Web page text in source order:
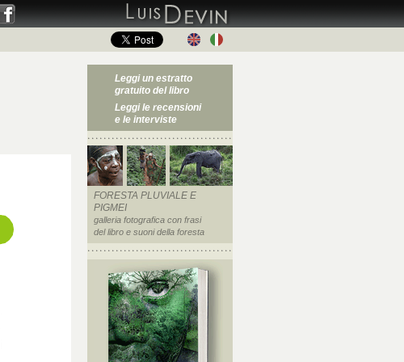
Leggi un estratto
gratuito del libro
Leggi le recensioni
e le interviste
FORESTA PLUVIALE E
PIGMEI
galleria fotografica con frasi
del libro e suoni della foresta